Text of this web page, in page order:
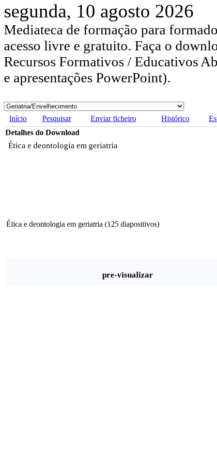
segunda, 10 agosto 2026
Mediateca de formação para
acesso livre e gratuito. Faça o
Recursos Formativos / Educativos
e apresentações PowerPoint).
Início Pesquisar Enviar ficheiro Histórico
Detalhes do Download
Ética e deontologia em geriatria
Ética e deontologia em geriatria (125 diapositivos)
pre-visualizar